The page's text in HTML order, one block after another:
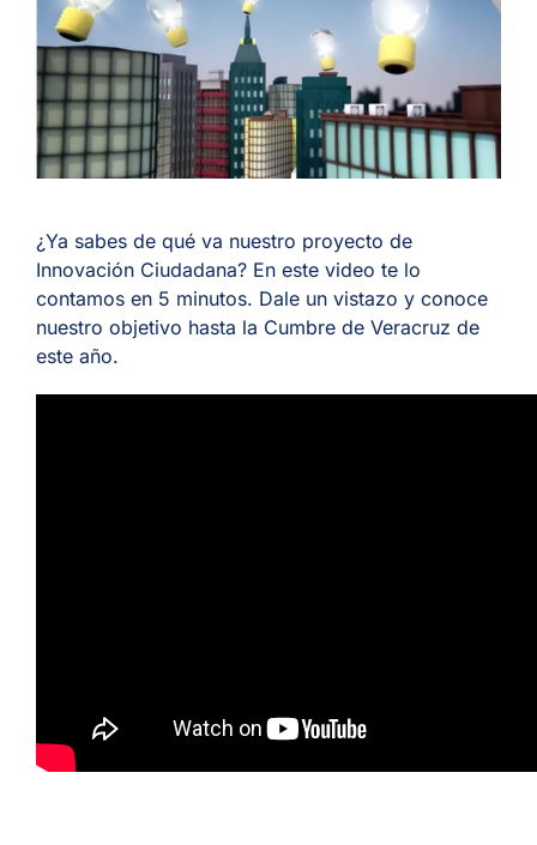
ES
¿Ya sabes de qué va nuestro proyecto de
Innovación Ciudadana? En este video te lo
contamos en 5 minutos. Dale un vistazo y conoce
nuestro objetivo hasta la Cumbre de Veracruz de
este año.